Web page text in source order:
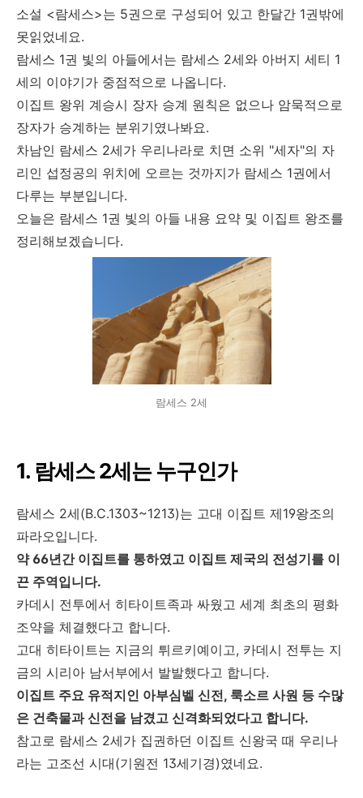
소설 <람세스>는 5권으로 구성되어 있고 한달간 1권밖에
못읽었네요.
람세스 1권 빛의 아들에서는 람세스 2세와 아버지 세티 1
세의 이야기가 중점적으로 나옵니다.
이집트 왕위 계승시 장자 승계 원칙은 없으나 암묵적으로
장자가 승계하는 분위기였나봐요.
차남인 람세스 2세가 우리나라로 치면 소위 "세자"의 자
리인 섭정공의 위치에 오르는 것까지가 람세스 1권에서
다루는 부분입니다.
오늘은 람세스 1권 빛의 아들 내용 요약 및 이집트 왕조를
정리해보겠습니다.
람세스 2세
1. 람세스 2세는 누구인가
람세스 2세(B.C.1303~1213)는 고대 이집트 제19왕조의
파라오입니다.
약 66년간 이집트를 통하였고 이집트 제국의 전성기를 이
끈 주역입니다.
카데시 전투에서 히타이트족과 싸웠고 세계 최초의 평화
조약을 체결했다고 합니다.
고대 히타이트는 지금의 튀르키예이고, 카데시 전투는 지
금의 시리아 남서부에서 발발했다고 합니다.
이집트 주요 유적지인 아부심벨 신전, 룩소르 사원 등 수많
은 건축물과 신전을 남겼고 신격화되었다고 합니다.
참고로 람세스 2세가 집권하던 이집트 신왕국 때 우리나
라는 고조선 시대(기원전 13세기경)였네요.